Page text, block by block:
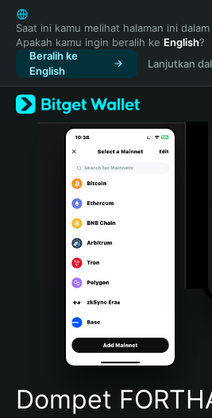
English
日本語
Tiếng Việt
Русский
Español (Latinoamérica)
Türkçe
Italiano
Português (Portugal)
Bahasa Indonesia
Português (Brasil)
Español (Argentina)
Saat ini kamu melihat halaman ini dalam
Apakah kamu ingin beralih ke English?
Beralih ke
English
Lanjutkan
Dompet